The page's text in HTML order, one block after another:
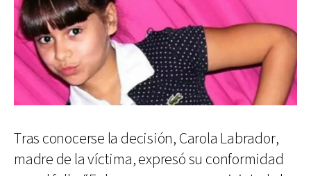
Tras conocerse la decisión, Carola Labrador,
madre de la víctima, expresó su conformidad